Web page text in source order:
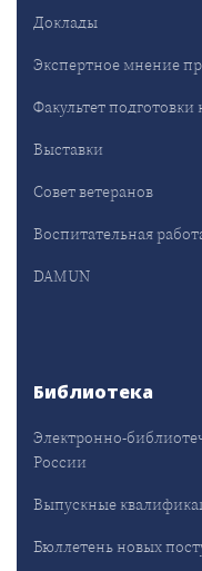
Доклады
Экспертное мнение
Факультет
Выставки
Совет ветеранов
Воспитательная
DAMUN
Библиотека
Электронно-
России
Выпускные
Бюллетень новых